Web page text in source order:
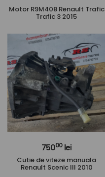
Motor R9M408 Renault Trafic
Trafic 3 2015
75000lei
Cutie de viteze manuala
Renault Scenic III 2010